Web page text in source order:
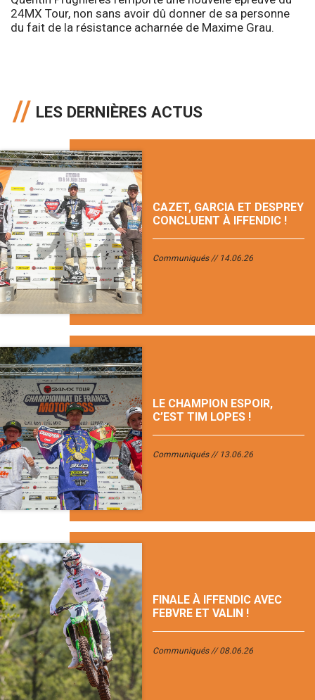
24MX Tour, non sans avoir dû donner de sa personne
du fait de la résistance acharnée de Maxime Grau.
LES DERNIÈRES ACTUS
CAZET, GARCIA ET DESPREY
CONCLUENT À IFFENDIC !
Communiqués 14.06.26
LE CHAMPION ESPOIR,
C’EST TIM LOPES !
Communiqués 13.06.26
FINALE À IFFENDIC AVEC
FEBVRE ET VALIN !
Communiqués 08.06.26